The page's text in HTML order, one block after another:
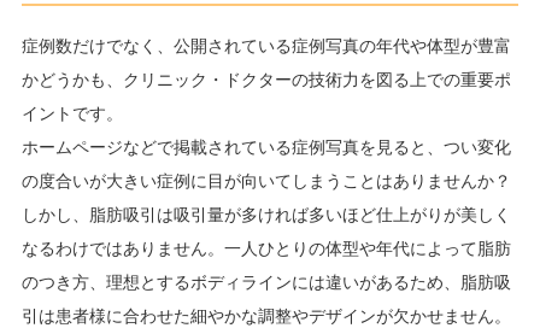
症例数だけでなく、公開されている症例写真の年代や体型が豊富
かどうかも、クリニック・ドクターの技術力を図る上での重要ポ
イントです。
ホームページなどで掲載されている症例写真を見ると、つい変化
の度合いが大きい症例に目が向いてしまうことはありませんか？
しかし、脂肪吸引は吸引量が多ければ多いほど仕上がりが美しく
なるわけではありません。一人ひとりの体型や年代によって脂肪
のつき方、理想とするボディラインには違いがあるため、脂肪吸
引は患者様に合わせた細やかな調整やデザインが欠かせません。